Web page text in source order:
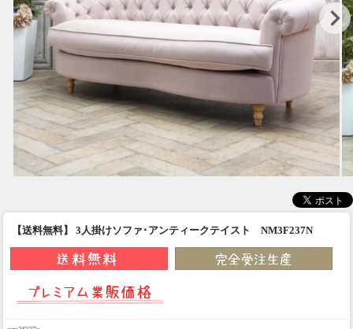
【送料無料】 3人掛けソファ･アンティークテイスト NM3F237N